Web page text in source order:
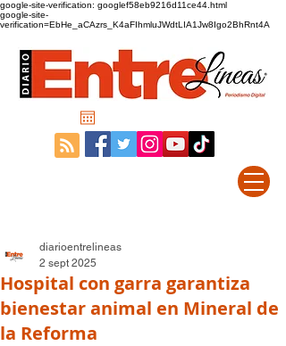
google-site-verification: googlef58eb9216d11ce44.html
google-site-
verification=EbHe_aCAzrs_K4aFIhmluJWdtLIA1Jw8Igo2BhRnt4A
Hospital con garra garantiza
bienestar animal en Mineral de
la Reforma
diarioentrelineas
2 sept 2025